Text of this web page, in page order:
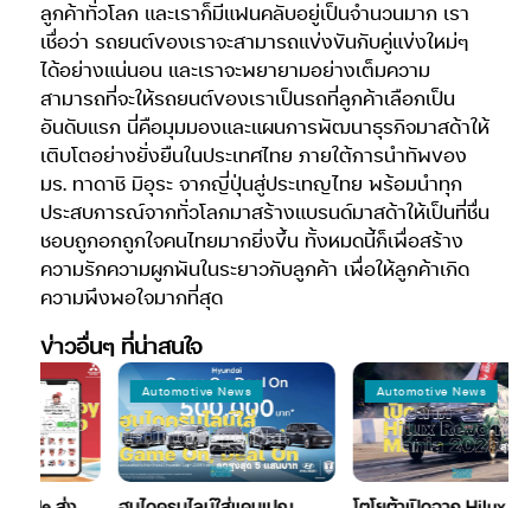
ลูกค้าทั่วโลก และเราก็มีแฟนคลับอยู่เป็นจำนวนมาก เรา
เชื่อว่า รถยนต์ของเราจะสามารถแข่งขันกับคู่แข่งใหม่ๆ
ได้อย่างแน่นอน และเราจะพยายามอย่างเต็มความ
สามารถที่จะให้รถยนต์ของเราเป็นรถที่ลูกค้าเลือกเป็น
อันดับแรก นี่คือมุมมองและแผนการพัฒนาธุรกิจมาสด้าให้
เติบโตอย่างยั่งยืนในประเทศไทย ภายใต้การนำทัพของ
มร. ทาดาชิ มิอุระ จากญี่ปุ่นสู่ประเทญไทย พร้อมนำทุก
ประสบการณ์จากทั่วโลกมาสร้างแบรนด์มาสด้าให้เป็นที่ชื่น
ชอบถูกอกถูกใจคนไทยมากยิ่งขึ้น ทั้งหมดนี้ก็เพื่อสร้าง
ความรักความผูกพันในระยาวกับลูกค้า เพื่อให้ลูกค้าเกิด
ความพึงพอใจมากที่สุด
ข่าวอื่นๆ ที่น่าสนใจ
Automotive News Automotive News